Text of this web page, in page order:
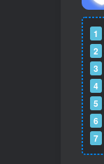
1
2
3
4
5
6
7